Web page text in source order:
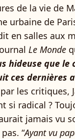
de la vie de
urbaine de
en salles aux
Le Monde
hideuse que le
ces dernières
les critiques,
si radical ?
jamais vu
“Ayant vu